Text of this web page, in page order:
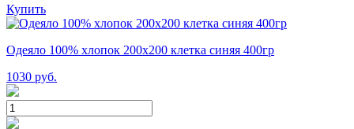
Купить
Одеяло 100% хлопок 200x200 клетка синяя 400гр
1030 руб.